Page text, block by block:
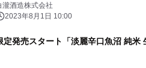
瀧酒造株式会社
2023年8月1日 10:00
定発売スタート「淡麗辛口魚沼 純米